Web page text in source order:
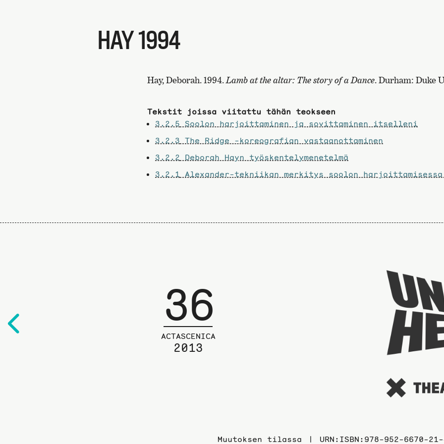
HAY 1994
Hay, Deborah. 1994. Lamb at the altar: The story of a Dance. Durham: Duke
Tekstit joissa viitattu tähän teokseen
3.2.5 Soolon harjoittaminen ja sovittaminen itselleni
3.2.3 The Ridge -koreografian vastaanottaminen
3.2.2 Deborah Hayn työskentelymenetelmä
3.2.1 Alexander-tekniikan merkitys soolon
36
ACTASCENICA
2013
Muutoksen tilassa URN:ISBN:978-952-6670-